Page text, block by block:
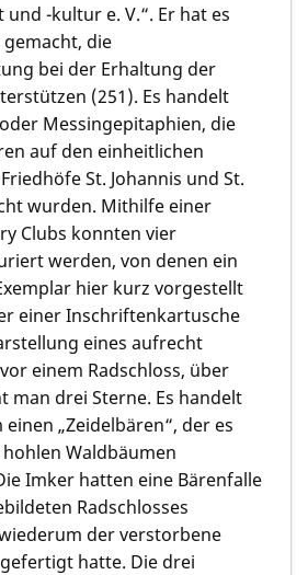
-kultur e. V.“. Er hat es
die
bei der Erhaltung der
(251). Es handelt
Messingepitaphien, die
auf den einheitlichen
St. Johannis und St.
wurden. Mithilfe einer
Clubs konnten vier
werden, von denen ein
hier kurz vorgestellt
einer Inschriftenkartusche
eines aufrecht
einem Radschloss, über
man drei Sterne. Es handelt
„Zeidelbären“, der es
Waldbäumen
Imker hatten eine Bärenfalle
Radschlosses
der verstorbene
hatte. Die drei